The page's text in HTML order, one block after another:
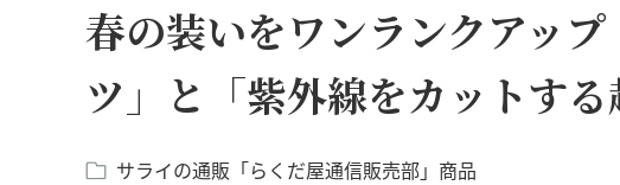
春の装いをワンランクアッ
ツ」と「紫外線をカットする
サライの通販「らくだ屋通信販売部」商品